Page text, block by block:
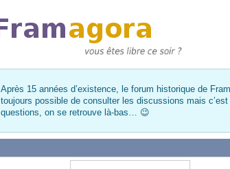
Après 15 années d’existence, le forum historique de
toujours possible de consulter les discussions mais
questions, on se retrouve là-bas… 😉